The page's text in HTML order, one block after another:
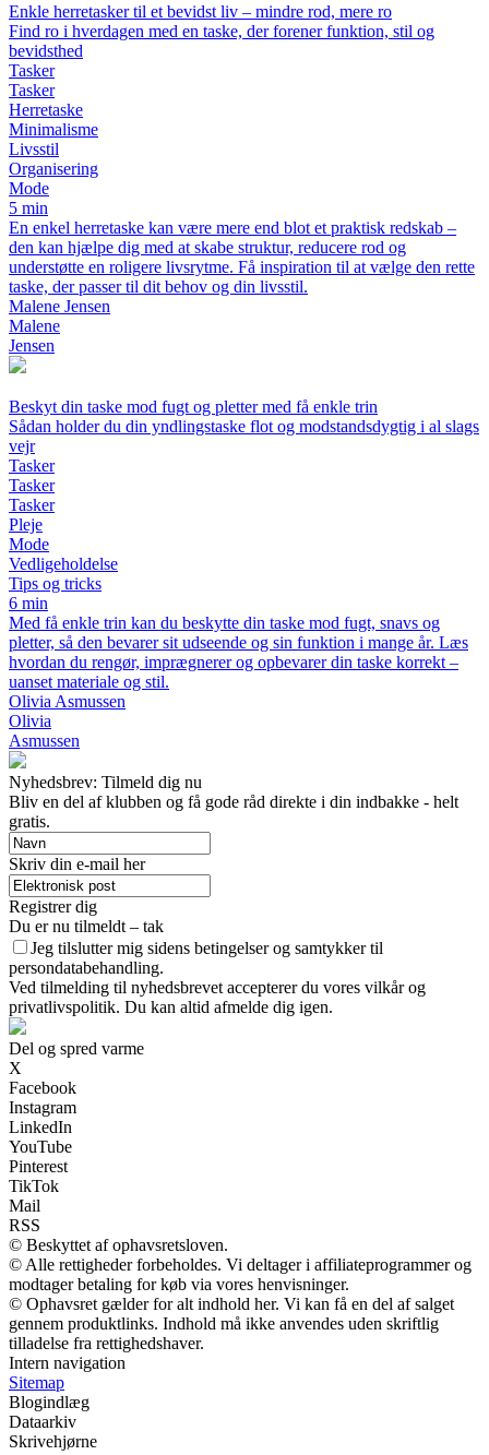
Enkle herretasker til et bevidst liv – mindre rod, mere ro
Find ro i hverdagen med en taske, der forener funktion, stil og
bevidsthed
Tasker
Tasker
Herretaske
Minimalisme
Livsstil
Organisering
Mode
5 min
En enkel herretaske kan være mere end blot et praktisk redskab –
den kan hjælpe dig med at skabe struktur, reducere rod og
understøtte en roligere livsrytme. Få inspiration til at vælge den rette
taske, der passer til dit behov og din livsstil.
Malene Jensen
Malene
Jensen
Beskyt din taske mod fugt og pletter med få enkle trin
Sådan holder du din yndlingstaske flot og modstandsdygtig i al slags
vejr
Tasker
Tasker
Tasker
Pleje
Mode
Vedligeholdelse
Tips og tricks
6 min
Med få enkle trin kan du beskytte din taske mod fugt, snavs og
pletter, så den bevarer sit udseende og sin funktion i mange år. Læs
hvordan du rengør, imprægnerer og opbevarer din taske korrekt –
uanset materiale og stil.
Olivia Asmussen
Olivia
Asmussen
Nyhedsbrev: Tilmeld dig nu
Bliv en del af klubben og få gode råd direkte i din indbakke - helt
gratis.
Skriv din e-mail her
Registrer dig
Du er nu tilmeldt – tak
Jeg tilslutter mig sidens betingelser og samtykker til
persondatabehandling.
Ved tilmelding til nyhedsbrevet accepterer du vores vilkår og
privatlivspolitik. Du kan altid afmelde dig igen.
Del og spred varme
X
Facebook
Instagram
LinkedIn
YouTube
Pinterest
TikTok
Mail
RSS
© Beskyttet af ophavsretsloven.
© Alle rettigheder forbeholdes. Vi deltager i affiliateprogrammer og
modtager betaling for køb via vores henvisninger.
© Ophavsret gælder for alt indhold her. Vi kan få en del af salget
gennem produktlinks. Indhold må ikke anvendes uden skriftlig
tilladelse fra rettighedshaver.
Intern navigation
Sitemap
Blogindlæg
Dataarkiv
Skrivehjørne